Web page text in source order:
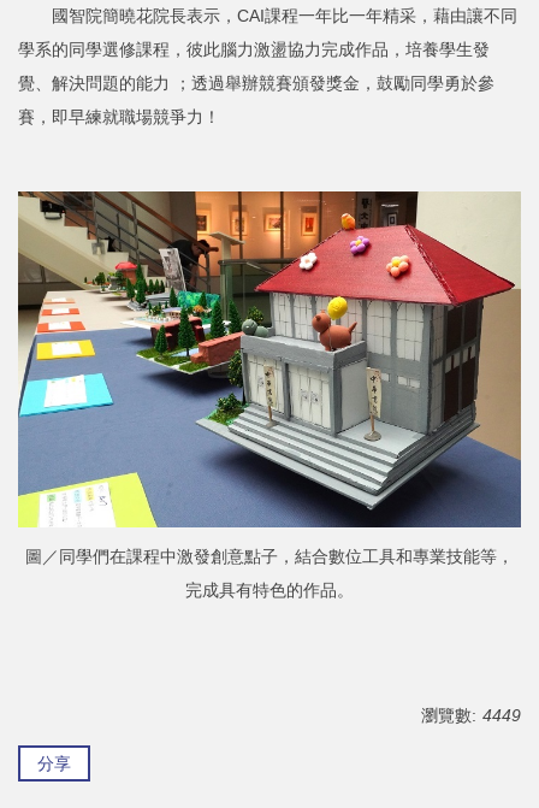
國智院簡曉花院長表示，CAI課程一年比一年精采，藉由讓不同
學系的同學選修課程，彼此腦力激盪協力完成作品，培養學生發
覺、解決問題的能力 ；透過舉辦競賽頒發獎金，鼓勵同學勇於參
賽，即早練就職場競爭力！
圖／同學們在課程中激發創意點子，結合數位工具和專業技能等，
完成具有特色的作品。
瀏覽數: 4449
分享